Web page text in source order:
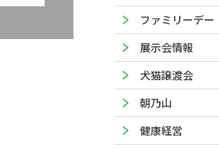
ファミリーデー
展示会情報
犬猫譲渡会
朝乃山
健康経営